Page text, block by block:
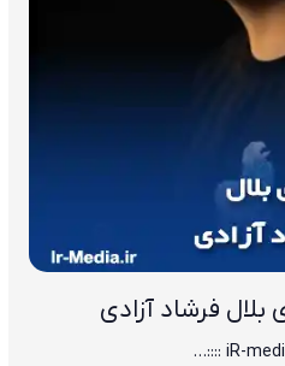
فرشاد آزادی